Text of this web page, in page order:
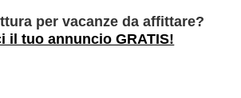
per vacanze da affittare?
il tuo annuncio GRATIS!